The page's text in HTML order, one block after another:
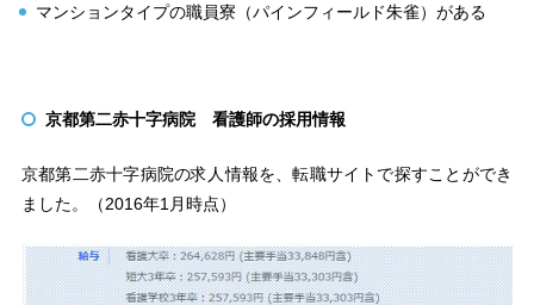
マンションタイプの職員寮（パインフィールド朱雀）がある
京都第二赤十字病院 看護師の採用情報
京都第二赤十字病院の求人情報を、転職サイトで探すことができ
ました。（2016年1月時点）